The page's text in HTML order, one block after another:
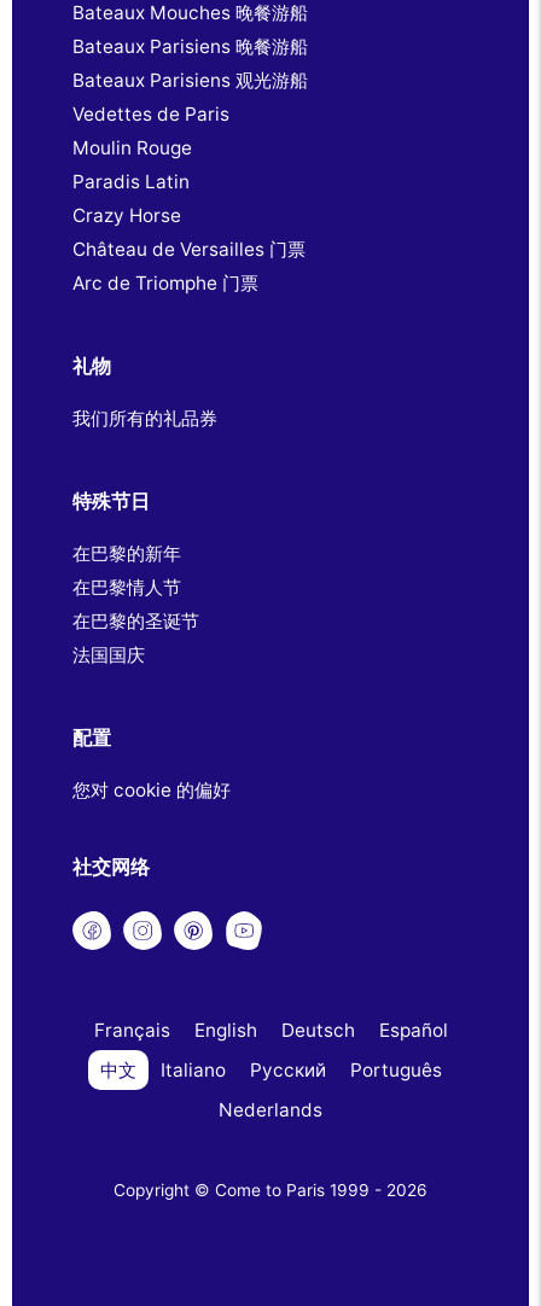
Bateaux Mouches 晚餐游船
Bateaux Parisiens 晚餐游船
Bateaux Parisiens 观光游船
Vedettes de Paris
Moulin Rouge
Paradis Latin
Crazy Horse
Château de Versailles 门票
Arc de Triomphe 门票
礼物
我们所有的礼品券
特殊节日
在巴黎的新年
在巴黎情人节
在巴黎的圣诞节
法国国庆
配置
您对 cookie 的偏好
社交网络
Français English Deutsch
Español
中文
Italiano Русский
Português
Nederlands
Copyright © Come to Paris 1999 - 2026